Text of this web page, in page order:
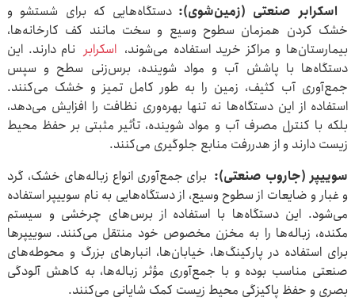
اسکرابر صنعتی (زمین‌شوی): دستگاه‌هایی که برای شستشو و
خشک کردن همزمان سطوح وسیع و سخت مانند کف کارخانه‌ها،
بیمارستان‌ها و مراکز خرید استفاده می‌شوند،اسکرابر نام دارند. این
دستگاه‌ها با پاشش آب و مواد شوینده، برس‌زنی سطح و سپس
جمع‌آوری آب کثیف، زمین را به طور کامل تمیز و خشک می‌کنند.
استفاده از این دستگاه‌ها نه تنها بهره‌وری نظافت را افزایش می‌دهد،
بلکه با کنترل مصرف آب و مواد شوینده، تأثیر مثبتی بر حفظ محیط
زیست دارند و از هدررفت منابع جلوگیری می‌کنند.
سوییپر (جاروب صنعتی): برای جمع‌آوری انواع زباله‌های خشک، گرد
و غبار و ضایعات از سطوح وسیع، از دستگاه‌هایی به نام سوییپر استفاده
می‌شود. این دستگاه‌ها با استفاده از برس‌های چرخشی و سیستم
مکنده، زباله‌ها را به مخزن مخصوص خود منتقل می‌کنند. سوییپرها
برای استفاده در پارکینگ‌ها، خیابان‌ها، انبارهای بزرگ و محوطه‌های
صنعتی مناسب بوده و با جمع‌آوری مؤثر زباله‌ها، به کاهش آلودگی
بصری و حفظ پاکیزگی محیط زیست کمک شایانی می‌کنند.